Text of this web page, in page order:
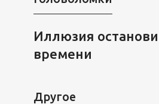
Иллюзия
времени
Другое